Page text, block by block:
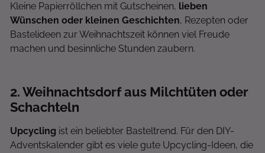
Kleine Papierröllchen mit Gutscheinen, lieben
Wünschen oder kleinen Geschichten, Rezepten oder
Bastelideen zur Weihnachtszeit können viel Freude
machen und besinnliche Stunden zaubern.
2. Weihnachtsdorf aus Milchtüten oder
Schachteln
Upcycling ist ein beliebter Basteltrend. Für den DIY-
Adventskalender gibt es viele gute Upcycling-Ideen, die